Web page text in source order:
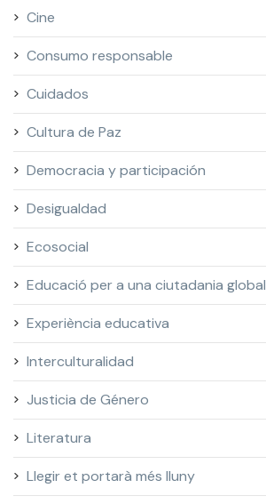
Cine
Consumo responsable
Cuidados
Cultura de Paz
Democracia y participación
Desigualdad
Ecosocial
Educació per a una ciutadania global
Experiència educativa
Interculturalidad
Justicia de Género
Literatura
Llegir et portarà més lluny